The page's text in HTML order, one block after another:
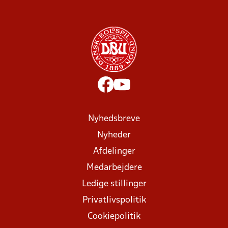
Nyhedsbreve
Nyheder
Afdelinger
Medarbejdere
Ledige stillinger
Privatlivspolitik
Cookiepolitik